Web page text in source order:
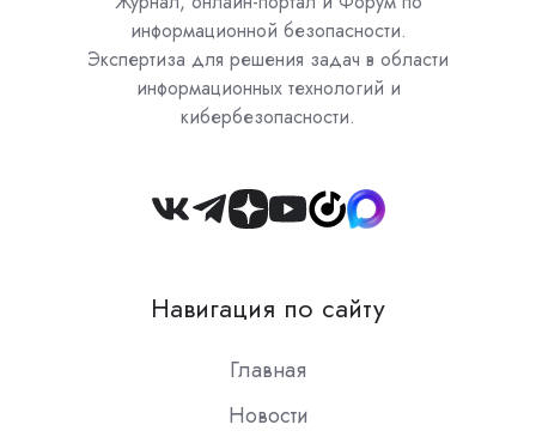
информационной безопасности.
Экспертиза для решения задач в области
информационных технологий и
кибербезопасности.
Join
Slack
Навигация по сайту
Главная
Новости